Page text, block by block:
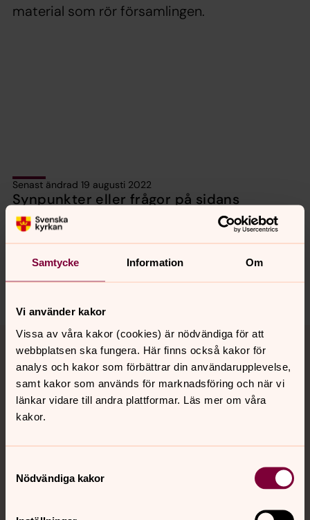
Samtycke Information Om
Vi använder kakor
Vissa av våra kakor (cookies) är nödvändiga för att
webbplatsen ska fungera. Här finns också kakor för
analys och kakor som förbättrar din användarupplevelse,
samt kakor som används för marknadsföring och när vi
länkar vidare till andra plattformar. Läs mer om våra
kakor.
Nödvändiga kakor
material som rör församlingen.
Senast ändrad 19 augusti 2022
Synpunkter eller frågor på sidans
innehåll?
Dela
Tillbaka till toppen
Tillbaka till innehållet
Kontakt
Kalender